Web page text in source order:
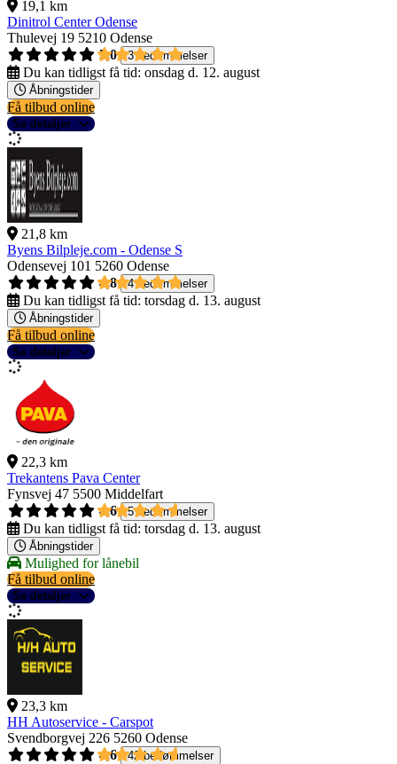
19,1 km
Dinitrol Center Odense
Thulevej 19 5210 Odense
5,0
3 bedømmelser
Du kan tidligst få tid: onsdag d. 12. august
Åbningstider
Få tilbud online
Se detaljer
21,8 km
Byens Bilpleje.com - Odense S
Odensevej 101 5260 Odense
4,8
4 bedømmelser
Du kan tidligst få tid: torsdag d. 13. august
Åbningstider
Få tilbud online
Se detaljer
22,3 km
Trekantens Pava Center
Fynsvej 47 5500 Middelfart
4,6
5 bedømmelser
Du kan tidligst få tid: torsdag d. 13. august
Åbningstider
Mulighed for lånebil
Få tilbud online
Se detaljer
23,3 km
HH Autoservice - Carspot
Svendborgvej 226 5260 Odense
4,6
42 bedømmelser